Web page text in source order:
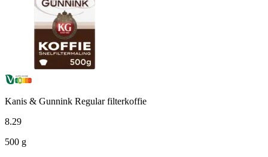
Kanis & Gunnink Regular filterkoffie
8.29
500 g